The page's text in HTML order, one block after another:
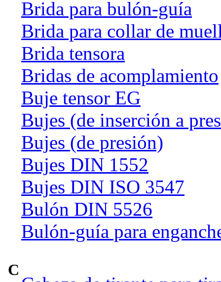
Brida para bulón-guía
Brida para collar de
Brida tensora
Bridas de acomplamiento
Buje tensor EG
Bujes (de inserción a
Bujes (de presión)
Bujes DIN 1552
Bujes DIN ISO 3547
Bulón DIN 5526
Bulón-guía para
C